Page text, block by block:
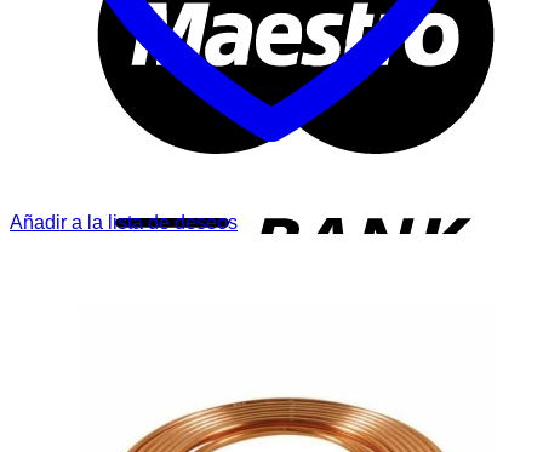
Añadir a la lista de deseos